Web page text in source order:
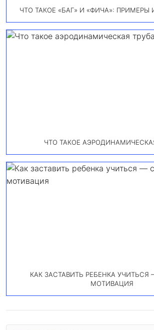
ЧТО ТАКОЕ «БАГ» И «ФИЧА»: ПРИМЕРЫ
ЧТО ТАКОЕ
КАК ЗАСТАВИТЬ РЕБЕНКА УЧИТЬСЯ
МОТИВАЦИЯ